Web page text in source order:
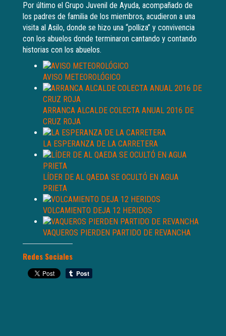
Por último el Grupo Juvenil de Ayuda, acompañado de
los padres de familia de los miembros, acudieron a una
visita al Asilo, donde se hizo una “polliza” y convivencia
con los abuelos donde terminaron cantando y contando
historias con los abuelos.
AVISO METEOROLÓGICO
ARRANCA ALCALDE COLECTA ANUAL 2016 DE
CRUZ ROJA
LA ESPERANZA DE LA CARRETERA
LÍDER DE AL QAEDA SE OCULTÓ EN AGUA
PRIETA
VOLCAMIENTO DEJA 12 HERIDOS
VAQUEROS PIERDEN PARTIDO DE REVANCHA
Redes Sociales